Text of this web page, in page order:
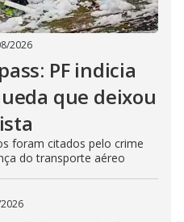
2026
PF indicia
que deixou
foram citados pelo crime
do transporte aéreo